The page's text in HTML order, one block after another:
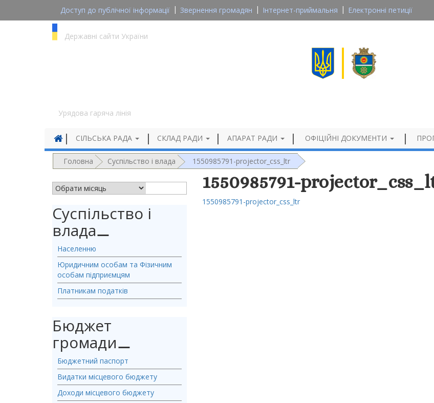
Доступ до публічної інформації Звернення громадян Інтернет-приймальня
Електронні петиції
Державні сайти України
Урядова гаряча лінія
СІЛЬСЬКА РАДА СКЛАД РАДИ АПАРАТ РАДИ ОФІЦІЙНІ ДОКУМЕНТИ
Головна Суспільство і влада 1550985791-projector_css_ltr
АРХІВ НОВИН
Суспільство і
влада⚊
Населенню
Юридичним особам та Фізичним
особам підприємцям
Платникам податків
Бюджет
громади⚊
Бюджетний паспорт
Видатки місцевого бюджету
Доходи місцевого бюджету
1550985791-
1550985791-projector_css_ltr